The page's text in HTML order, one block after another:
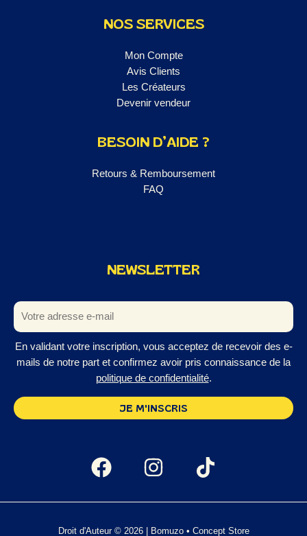
NOS SERVICES
Mon Compte
Avis Clients
Les Créateurs
Devenir vendeur
BESOIN D’AIDE ?
Retours & Remboursement
FAQ
NEWSLETTER
En validant votre inscription, vous acceptez de recevoir des e-
mails de notre part et confirmez avoir pris connaissance de la
politique de confidentialité.
Droit d'Auteur © 2026 | Bomuzo • Concept Store